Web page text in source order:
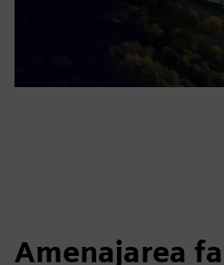
Amenajarea